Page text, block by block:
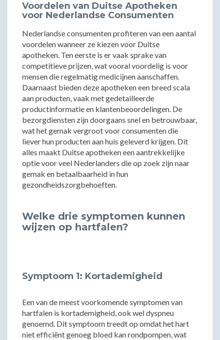
Voordelen van Duitse Apotheken
voor Nederlandse Consumenten
Nederlandse consumenten profiteren van een aantal
voordelen wanneer ze kiezen voor Duitse
apotheken. Ten eerste is er vaak sprake van
competitieve prijzen, wat vooral voordelig is voor
mensen die regelmatig medicijnen aanschaffen.
Daarnaast bieden deze apotheken een breed scala
aan producten, vaak met gedetailleerde
productinformatie en klantenbeoordelingen. De
bezorgdiensten zijn doorgaans snel en betrouwbaar,
wat het gemak vergroot voor consumenten die
liever hun producten aan huis geleverd krijgen. Dit
alles maakt Duitse apotheken een aantrekkelijke
optie voor veel Nederlanders die op zoek zijn naar
gemak en betaalbaarheid in hun
gezondheidszorgbehoeften.
Welke drie symptomen kunnen
wijzen op hartfalen?
Symptoom 1: Kortademigheid
Een van de meest voorkomende symptomen van
hartfalen is kortademigheid, ook wel dyspneu
genoemd. Dit symptoom treedt op omdat het hart
niet efficiënt genoeg bloed kan rondpompen, wat